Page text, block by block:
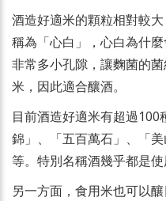
酒造好適米的顆粒相對較
稱為「心白」，心白為什
非常多小孔隙，讓麴菌的
米，因此適合釀酒。
目前酒造好適米有超過100
錦」、「五百萬石」、「
等。特別名稱酒幾乎都是使
另一方面，食用米也可以